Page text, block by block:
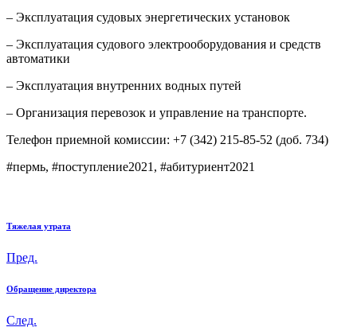
– Эксплуатация судовых энергетических установок
– Эксплуатация судового электрооборудования и средств
автоматики
– Эксплуатация внутренних водных путей
– Организация перевозок и управление на транспорте.
Телефон приемной комиссии: +7 (342) 215-85-52 (доб. 734)
#пермь, #поступление2021, #абитуриент2021
Тяжелая утрата
Пред.
Обращение директора
След.